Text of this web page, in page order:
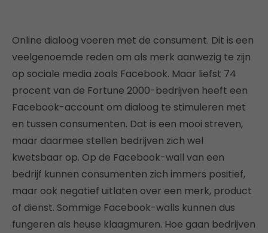
Online dialoog voeren met de consument. Dit is een
veelgenoemde reden om als merk aanwezig te zijn
op sociale media zoals Facebook. Maar liefst 74
procent van de Fortune 2000-bedrijven heeft een
Facebook-account om dialoog te stimuleren met
en tussen consumenten. Dat is een mooi streven,
maar daarmee stellen bedrijven zich wel
kwetsbaar op. Op de Facebook-wall van een
bedrijf kunnen consumenten zich immers positief,
maar ook negatief uitlaten over een merk, product
of dienst. Sommige Facebook-walls kunnen dus
fungeren als heuse klaagmuren. Hoe gaan bedrijven